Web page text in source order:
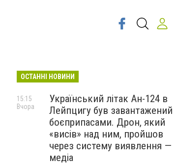
ОСТАННІ НОВИНИ
Український літак Ан-124 в
Лейпцигу був завантажений
боєприпасами. Дрон, який
«висів» над ним, пройшов
через систему виявлення —
медіа
15:15
Вчора